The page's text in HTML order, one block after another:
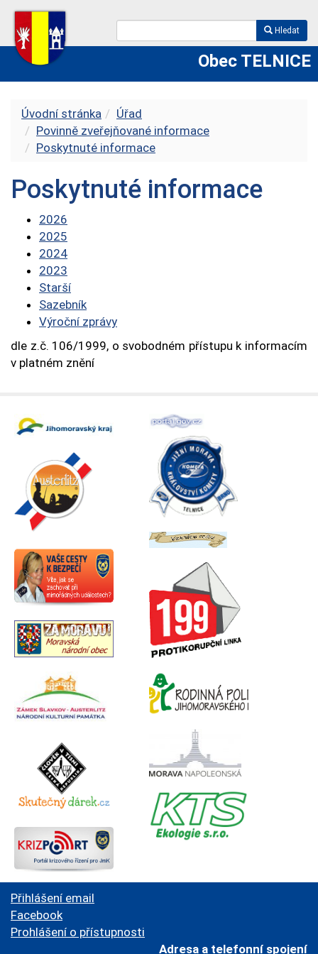
Hledat
Obec TELNICE
Úvodní stránka
Úřad
Povinně zveřejňované informace
Poskytnuté informace
Poskytnuté informace
2026
2025
2024
2023
Starší
Sazebník
Výroční zprávy
dle z.č. 106/1999, o svobodném přístupu k informacím
v platném znění
Přihlášení email
Facebook
Prohlášení o přístupnosti
Adresa a telefonní spojení